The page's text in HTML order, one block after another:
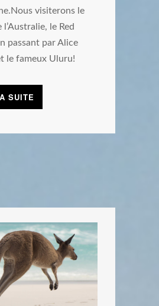
visiterons le
le Red
passant par Alice
le fameux Uluru!
SUITE